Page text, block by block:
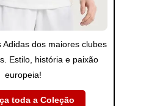
Adidas dos maiores clubes
Estilo, história e paixão
europeia!
toda a Coleção